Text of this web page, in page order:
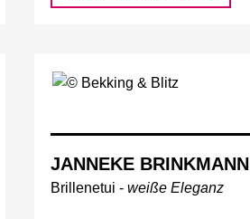
JANNEKE BRINKMANN
Brillenetui - weiße Eleganz